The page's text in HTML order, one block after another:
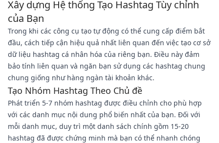
Xây dựng Hệ thống Tạo Hashtag Tùy chỉnh
của Bạn
Trong khi các công cụ tạo tự động có thể cung cấp điểm bắt
đầu, cách tiếp cận hiệu quả nhất liên quan đến việc tạo cơ sở
dữ liệu hashtag cá nhân hóa của riêng bạn. Điều này đảm
bảo tính liên quan và ngăn bạn sử dụng các hashtag chung
chung giống như hàng ngàn tài khoản khác.
Tạo Nhóm Hashtag Theo Chủ đề
Phát triển 5-7 nhóm hashtag được điều chỉnh cho phù hợp
với các danh mục nội dung phổ biến nhất của bạn. Đối với
mỗi danh mục, duy trì một danh sách chính gồm 15-20
hashtag đã được chứng minh mà bạn có thể nhanh chóng